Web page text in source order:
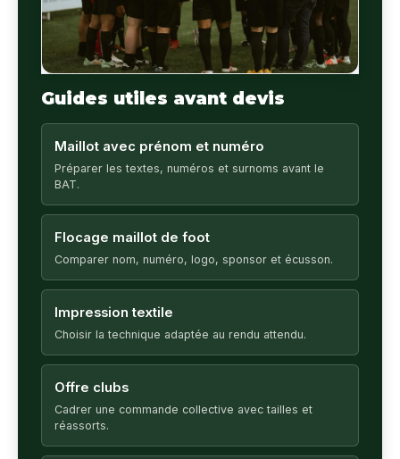
Guides utiles avant devis
Maillot avec prénom et numéro
Préparer les textes, numéros et surnoms avant le
BAT.
Flocage maillot de foot
Comparer nom, numéro, logo, sponsor et écusson.
Impression textile
Choisir la technique adaptée au rendu attendu.
Offre clubs
Cadrer une commande collective avec tailles et
réassorts.